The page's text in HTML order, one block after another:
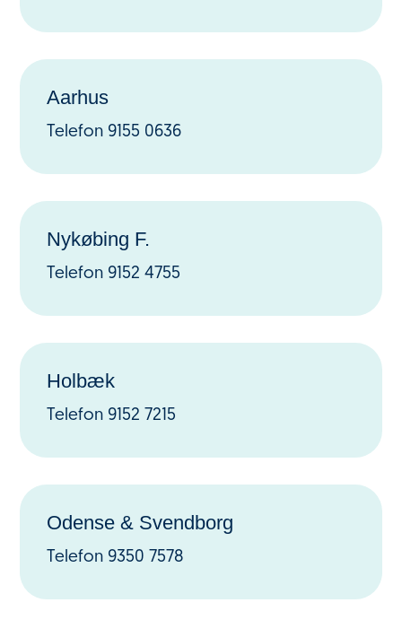
Aarhus
Telefon 9155 0636
Nykøbing F.
Telefon 91524755
Holbæk
Telefon 9152 7215
Odense & Svendborg
Telefon 9350 7578